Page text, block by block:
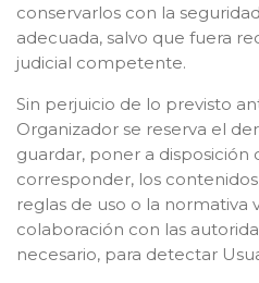
conservarlos con la
adecuada, salvo que fuera
judicial competente.
Sin perjuicio de lo previsto
Organizador se reserva el
guardar, poner a disposición
corresponder, los
reglas de uso o la normativa
colaboración con las
necesario, para detectar